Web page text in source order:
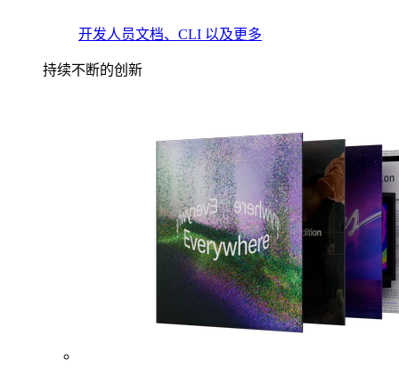
开发人员文档、CLI 以及更多
持续不断的创新